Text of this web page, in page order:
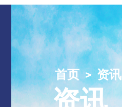
首页 资讯